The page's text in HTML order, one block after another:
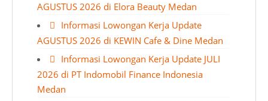
AGUSTUS 2026 di Elora Beauty Medan
Informasi Lowongan Kerja Update
AGUSTUS 2026 di KEWIN Cafe & Dine Medan
Informasi Lowongan Kerja Update JULI
2026 di PT Indomobil Finance Indonesia
Medan